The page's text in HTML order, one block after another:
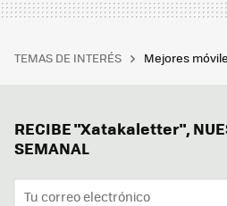
TEMAS DE INTERÉS Mejores
RECIBE "Xatakaletter",
SEMANAL